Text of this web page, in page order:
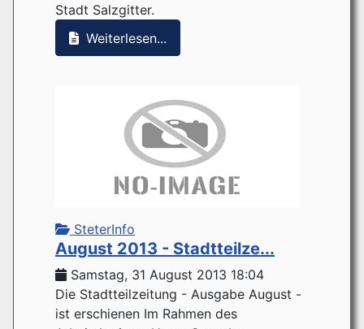
Stadt Salzgitter.
Weiterlesen...
SteterInfo
August 2013 - Stadtteilze...
Samstag, 31 August 2013 18:04
Die Stadtteilzeitung - Ausgabe August -
ist erschienen Im Rahmen des